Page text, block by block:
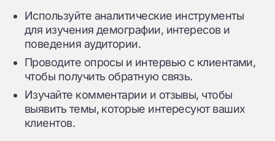
Используйте аналитические инструменты
для изучения демографии, интересов и
поведения аудитории.
Проводите опросы и интервью с клиентами,
чтобы получить обратную связь.
Изучайте комментарии и отзывы, чтобы
выявить темы, которые интересуют ваших
клиентов.